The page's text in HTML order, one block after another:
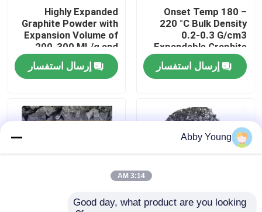
مراقبة الجودة
اتصل بنا
حالات
فليك الجرافيت الطبيعي
Onset Temp 180 –
220 °C Bulk Density
0.2-0.3 G/cm3
Expandable Graphite
Powder for
Performance
إرسال استفسار
Highly Expanded
Graphite Powder with
Expansion Volume of
200-300 ML/g and
Volatile Content ≤4%
إرسال استفسار
Abby Young
3:14 AM
Good day, what product are you looking